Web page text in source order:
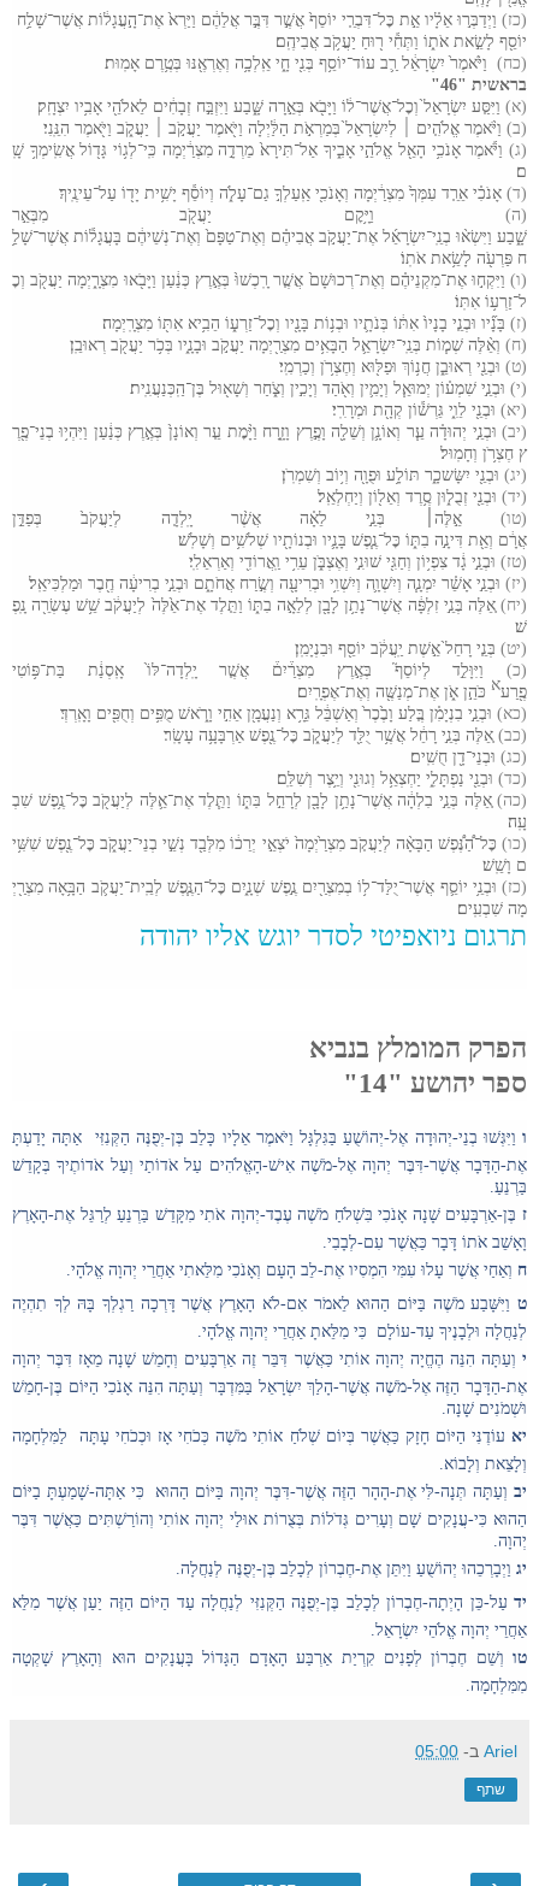
(כז) וַיְדַבְּר֣וּ אֵלָ֗יו אֵ֣ת כׇּל־דִּבְרֵ֤י יוֹסֵף֙ אֲשֶׁ֣ר דִּבֶּ֣ר אֲלֵהֶ֔ם וַיַּרְא֙ אֶת־הָ֣עֲגָל֔וֹת אֲשֶׁר־שָׁלַ֥ח
יוֹסֵ֖ף לָשֵׂ֣את אֹת֑וֹ וַתְּחִ֕י ר֖וּחַ יַעֲקֹ֥ב אֲבִיהֶֽם
(כח) וַיֹּ֙אמֶר֙ יִשְׂרָאֵ֔ל רַ֛ב עוֹד־יוֹסֵ֥ף בְּנִ֖י חָ֑י אֵֽלְכָ֥ה וְאֶרְאֶ֖נּוּ בְּטֶ֥רֶם אָמֽוּת
בראשית "46"
(א) וַיִּסַּ֤ע יִשְׂרָאֵל֙ וְכׇל־אֲשֶׁר־ל֔וֹ וַיָּבֹ֖א בְּאֵ֣רָה שָּׁ֑בַע וַיִּזְבַּ֣ח זְבָחִ֔ים לֵאלֹהֵ֖י אָבִ֥יו יִצְחָֽק
(ב) וַיֹּ֨אמֶר אֱלֹהִ֤ים לְיִשְׂרָאֵל֙ בְּמַרְאֹ֣ת הַלַּ֔יְלָה וַיֹּ֖אמֶר יַעֲקֹ֣ב יַעֲקֹ֑ב וַיֹּ֖אמֶר הִנֵּֽנִי
(ג) וַיֹּ֕אמֶר אָנֹכִ֥י הָאֵ֖ל אֱלֹהֵ֣י אָבִ֑יךָ אַל־תִּירָא֙ מֵרְדָ֣ה מִצְרַ֔יְמָה כִּֽי־לְג֥וֹי גָּד֖וֹל אֲשִֽׂימְךָ֥ שָֽׁ
ם
(ד) אָנֹכִ֗י אֵרֵ֤ד עִמְּךָ֙ מִצְרַ֔יְמָה וְאָנֹכִ֖י אַֽעַלְךָ֣ גַם־עָלֹ֑ה וְיוֹסֵ֕ף יָשִׁ֥ית יָד֖וֹ עַל־עֵינֶֽיךָ
(ה)
וַיָּ֥קׇם יַעֲקֹ֖ב
מִבְּאֵ֣ר
שָׁ֑בַע וַיִּשְׂא֨וּ בְנֵֽי־יִשְׂרָאֵ֜ל אֶת־יַעֲקֹ֣ב אֲבִיהֶ֗ם וְאֶת־טַפָּם֙ וְאֶת־נְשֵׁיהֶ֔ם בָּעֲגָל֕וֹת אֲשֶׁר־שָׁלַ֥
ח פַּרְעֹ֖ה לָשֵׂ֥את אֹתֽוֹ
(ו) וַיִּקְח֣וּ אֶת־מִקְנֵיהֶ֗ם וְאֶת־רְכוּשָׁם֙ אֲשֶׁ֤ר רָֽכְשׁוּ֙ בְּאֶ֣רֶץ כְּנַ֔עַן וַיָּבֹ֖אוּ מִצְרָ֑יְמָה יַעֲקֹ֖ב וְכׇ
ל־זַרְע֥וֹ אִתּֽוֹ
(ז) בָּנָ֞יו וּבְנֵ֤י בָנָיו֙ אִתּ֔וֹ בְּנֹתָ֛יו וּבְנ֥וֹת בָּנָ֖יו וְכׇל־זַרְע֑וֹ הֵבִ֥יא אִתּ֖וֹ מִצְרָֽיְמָה
(ח) וְאֵ֨לֶּה שְׁמ֧וֹת בְּנֵֽי־יִשְׂרָאֵ֛ל הַבָּאִ֥ים מִצְרַ֖יְמָה יַעֲקֹ֣ב וּבָנָ֑יו בְּכֹ֥ר יַעֲקֹ֖ב רְאוּבֵֽן
(ט) וּבְנֵ֖י רְאוּבֵ֑ן חֲנ֥וֹךְ וּפַלּ֖וּא וְחֶצְרֹ֥ן וְכַרְמִֽי
(י) וּבְנֵ֣י שִׁמְע֗וֹן יְמוּאֵ֧ל וְיָמִ֛ין וְאֹ֖הַד וְיָכִ֣ין וְצֹ֑חַר וְשָׁא֖וּל בֶּן־הַֽכְּנַעֲנִֽית
(יא) וּבְנֵ֖י לֵוִ֑י גֵּרְשׁ֕וֹן קְהָ֖ת וּמְרָרִֽי
(יב) וּבְנֵ֣י יְהוּדָ֗ה עֵ֧ר וְאוֹנָ֛ן וְשֵׁלָ֖ה וָפֶ֣רֶץ וָזָ֑רַח וַיָּ֨מׇת עֵ֤ר וְאוֹנָן֙ בְּאֶ֣רֶץ כְּנַ֔עַן וַיִּהְי֥וּ בְנֵי־פֶ֖רֶ
ץ חֶצְרֹ֥ן וְחָמֽוּל
(יג) וּבְנֵ֖י יִשָּׂשכָ֑ר תּוֹלָ֥ע וּפֻוָ֖ה וְי֥וֹב וְשִׁמְרֹֽן
(יד) וּבְנֵ֖י זְבֻל֑וּן סֶ֥רֶד וְאֵל֖וֹן וְיַחְלְאֵֽל
(טו)
אֵ֣לֶּה בְּנֵ֣י לֵאָ֗ה אֲשֶׁ֨ר יָֽלְדָ֤ה לְיַעֲקֹב֙
בְּפַדַּ֣ן
אֲרָ֔ם וְאֵ֖ת דִּינָ֣ה בִתּ֑וֹ כׇּל־נֶ֧פֶשׁ בָּנָ֛יו וּבְנוֹתָ֖יו שְׁלֹשִׁ֥ים וְשָׁלֹֽשׁ
(טז) וּבְנֵ֣י גָ֔ד צִפְי֥וֹן וְחַגִּ֖י שׁוּנִ֣י וְאֶצְבֹּ֑ן עֵרִ֥י וַֽאֲרוֹדִ֖י וְאַרְאֵלִֽי
(יז) וּבְנֵ֣י אָשֵׁ֗ר יִמְנָ֧ה וְיִשְׁוָ֛ה וְיִשְׁוִ֥י וּבְרִיעָ֖ה וְשֶׂ֣רַח אֲחֹתָ֑ם וּבְנֵ֣י בְרִיעָ֔ה חֶ֖בֶר וּמַלְכִּיאֵֽל
(יח) אֵ֚לֶּה בְּנֵ֣י זִלְפָּ֔ה אֲשֶׁר־נָתַ֥ן לָבָ֖ן לְלֵאָ֣ה בִתּ֑וֹ וַתֵּ֤לֶד אֶת־אֵ֙לֶּה֙ לְיַעֲקֹ֔ב שֵׁ֥שׁ עֶשְׂרֵ֖ה נָֽפֶ
שׁ
(יט) בְּנֵ֤י רָחֵל֙ אֵ֣שֶׁת יַֽעֲקֹ֔ב יוֹסֵ֖ף וּבִנְיָמִֽן
(כ)
וַיִּוָּלֵ֣ד לְיוֹסֵף֮ בְּאֶ֣רֶץ מִצְרַ֒יִם֒ אֲשֶׁ֤ר יָֽלְדָה־לּוֹ֙ אָֽסְנַ֔ת בַּת־פּ֥וֹטִי
פֶ֖רַעא כֹּהֵ֣ן אֹ֑ן אֶת־מְנַשֶּׁ֖ה וְאֶת־אֶפְרָֽיִם
(כא) וּבְנֵ֣י בִנְיָמִ֗ן בֶּ֤לַע וָבֶ֙כֶר֙ וְאַשְׁבֵּ֔ל גֵּרָ֥א וְנַעֲמָ֖ן אֵחִ֣י וָרֹ֑אשׁ מֻפִּ֥ים וְחֻפִּ֖ים וָאָֽרְדְּ
(כב) אֵ֚לֶּה בְּנֵ֣י רָחֵ֔ל אֲשֶׁ֥ר יֻלַּ֖ד לְיַעֲקֹ֑ב כׇּל־נֶ֖פֶשׁ אַרְבָּעָ֥ה עָשָֽׂר
(כג) וּבְנֵי־דָ֖ן חֻשִֽׁים
(כד) וּבְנֵ֖י נַפְתָּלִ֑י יַחְצְאֵ֥ל וְגוּנִ֖י וְיֵ֥צֶר וְשִׁלֵּֽם
(כה) אֵ֚לֶּה בְּנֵ֣י בִלְהָ֔ה אֲשֶׁר־נָתַ֥ן לָבָ֖ן לְרָחֵ֣ל בִּתּ֑וֹ וַתֵּ֧לֶד אֶת־אֵ֛לֶּה לְיַעֲקֹ֖ב כׇּל־נֶ֥פֶשׁ שִׁבְ
עָֽה
(כו) כׇּל־הַ֠נֶּ֠פֶשׁ הַבָּאָ֨ה לְיַעֲקֹ֤ב מִצְרַ֙יְמָה֙ יֹצְאֵ֣י יְרֵכ֔וֹ מִלְּבַ֖ד נְשֵׁ֣י בְנֵי־יַעֲקֹ֑ב כׇּל־נֶ֖פֶשׁ שִׁשִּׁ֥י
ם וָשֵֽׁשׁ
(כז) וּבְנֵ֥י יוֹסֵ֛ף אֲשֶׁר־יֻלַּד־ל֥וֹ בְמִצְרַ֖יִם נֶ֣פֶשׁ שְׁנָ֑יִם כׇּל־הַנֶּ֧פֶשׁ לְבֵֽית־יַעֲקֹ֛ב הַבָּ֥אָה מִצְרַ֖יְ
מָה שִׁבְעִֽים
תרגום ניואפיטי לסדר יוגש אליו יהודה
הפרק המומלץ בנביא
ספר יהושע "14"
ו וַיִּגְּשׁוּ בְנֵי-יְהוּדָה אֶל-יְהוֹשֻׁעַ בַּגִּלְגָּל וַיֹּאמֶר אֵלָיו כָּלֵב בֶּן-יְפֻנֶּה הַקְּנִזִּי אַתָּה יָדַעְתָּ
אֶת-הַדָּבָר אֲשֶׁר-דִּבֶּר יְהוָה אֶל-מֹשֶׁה אִישׁ-הָאֱלֹהִים עַל אֹדוֹתַי וְעַל אֹדוֹתֶיךָ בְּקָדֵשׁ
בַּרְנֵעַ.
ז בֶּן-אַרְבָּעִים שָׁנָה אָנֹכִי בִּשְׁלֹחַ מֹשֶׁה עֶבֶד-יְהוָה אֹתִי מִקָּדֵשׁ בַּרְנֵעַ לְרַגֵּל אֶת-הָאָרֶץ
וָאָשֵׁב אֹתוֹ דָּבָר כַּאֲשֶׁר עִם-לְבָבִי.
ח וְאַחַי אֲשֶׁר עָלוּ עִמִּי הִמְסִיו אֶת-לֵב הָעָם וְאָנֹכִי מִלֵּאתִי אַחֲרֵי יְהוָה אֱלֹהָי.
ט וַיִּשָּׁבַע מֹשֶׁה בַּיּוֹם הַהוּא לֵאמֹר אִם-לֹא הָאָרֶץ אֲשֶׁר דָּרְכָה רַגְלְךָ בָּהּ לְךָ תִהְיֶה
לְנַחֲלָה וּלְבָנֶיךָ עַד-עוֹלָם כִּי מִלֵּאתָ אַחֲרֵי יְהוָה אֱלֹהָי.
י וְעַתָּה הִנֵּה הֶחֱיָה יְהוָה אוֹתִי כַּאֲשֶׁר דִּבֵּר זֶה אַרְבָּעִים וְחָמֵשׁ שָׁנָה מֵאָז דִּבֶּר יְהוָה
אֶת-הַדָּבָר הַזֶּה אֶל-מֹשֶׁה אֲשֶׁר-הָלַךְ יִשְׂרָאֵל בַּמִּדְבָּר וְעַתָּה הִנֵּה אָנֹכִי הַיּוֹם בֶּן-חָמֵשׁ
וּשְׁמֹנִים שָׁנָה.
יא עוֹדֶנִּי הַיּוֹם חָזָק כַּאֲשֶׁר בְּיוֹם שְׁלֹחַ אוֹתִי מֹשֶׁה כְּכֹחִי אָז וּכְכֹחִי עָתָּה לַמִּלְחָמָה
וְלָצֵאת וְלָבוֹא.
יב וְעַתָּה תְּנָה-לִּי אֶת-הָהָר הַזֶּה אֲשֶׁר-דִּבֶּר יְהוָה בַּיּוֹם הַהוּא כִּי אַתָּה-שָׁמַעְתָּ בַיּוֹם
הַהוּא כִּי-עֲנָקִים שָׁם וְעָרִים גְּדֹלוֹת בְּצֻרוֹת אוּלַי יְהוָה אוֹתִי וְהוֹרַשְׁתִּים כַּאֲשֶׁר דִּבֶּר
יְהוָה.
יג וַיְבָרְכֵהוּ יְהוֹשֻׁעַ וַיִּתֵּן אֶת-חֶבְרוֹן לְכָלֵב בֶּן-יְפֻנֶּה לְנַחֲלָה.
יד עַל-כֵּן הָיְתָה-חֶבְרוֹן לְכָלֵב בֶּן-יְפֻנֶּה הַקְּנִזִּי לְנַחֲלָה עַד הַיּוֹם הַזֶּה יַעַן אֲשֶׁר מִלֵּא
אַחֲרֵי יְהוָה אֱלֹהֵי יִשְׂרָאֵל.
טו וְשֵׁם חֶבְרוֹן לְפָנִים קִרְיַת אַרְבַּע הָאָדָם הַגָּדוֹל בָּעֲנָקִים הוּא וְהָאָרֶץ שָׁקְטָה
מִמִּלְחָמָה.
Ariel ב- 05:00
שתף